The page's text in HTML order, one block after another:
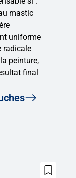
mastic
uniforme
radicale
peinture,
final
Ajouter